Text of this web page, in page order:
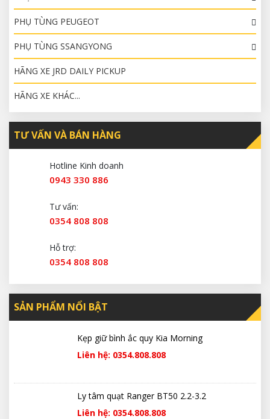
PHỤ TÙNG PEUGEOT
PHỤ TÙNG SSANGYONG
HÃNG XE JRD DAILY PICKUP
HÃNG XE KHÁC...
TƯ VẤN VÀ BÁN HÀNG
Hotline Kinh doanh
0943 330 886
Tư vấn:
0354 808 808
Hỗ trợ:
0354 808 808
SẢN PHẨM NỔI BẬT
Kẹp giữ bình ắc quy Kia Morning
Liên hệ: 0354.808.808
Ly tâm quạt Ranger BT50 2.2-3.2
Liên hệ: 0354.808.808